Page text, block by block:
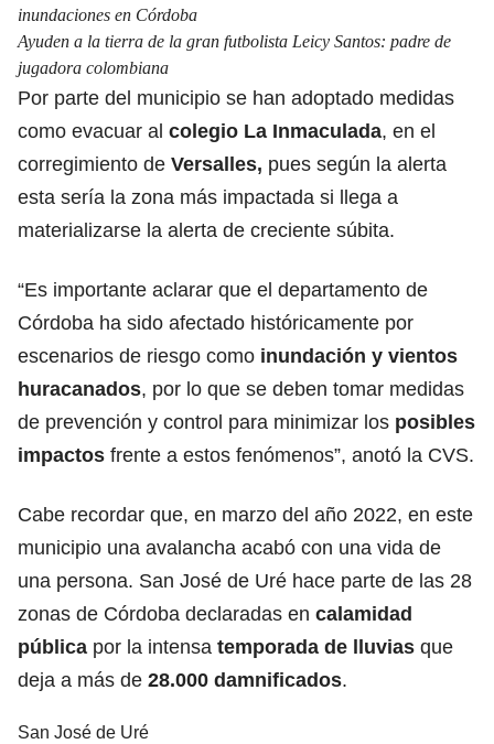
inundaciones en Córdoba
Ayuden a la tierra de la gran futbolista Leicy Santos: padre de
jugadora colombiana
Por parte del municipio se han adoptado medidas
como evacuar al colegio La Inmaculada, en el
corregimiento de Versalles, pues según la alerta
esta sería la zona más impactada si llega a
materializarse la alerta de creciente súbita.
“Es importante aclarar que el departamento de
Córdoba ha sido afectado históricamente por
escenarios de riesgo como inundación y vientos
huracanados, por lo que se deben tomar medidas
de prevención y control para minimizar los posibles
impactos frente a estos fenómenos”, anotó la CVS.
Cabe recordar que, en marzo del año 2022, en este
municipio una avalancha acabó con una vida de
una persona. San José de Uré hace parte de las 28
zonas de Córdoba declaradas en calamidad
pública por la intensa temporada de lluvias que
deja a más de 28.000 damnificados.
San José de Uré